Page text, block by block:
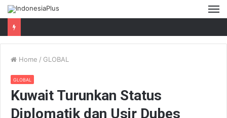
Home / GLOBAL
GLOBAL
Kuwait Turunkan Status
Diplomatik dan Usir Dubes